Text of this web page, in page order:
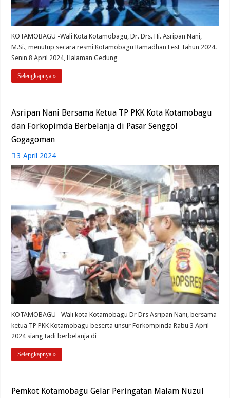
KOTAMOBAGU -Wali Kota Kotamobagu, Dr. Drs. Hi. Asripan Nani,
M.Si., menutup secara resmi Kotamobagu Ramadhan Fest Tahun 2024.
Senin 8 April 2024, Halaman Gedung …
Selengkapnya »
Asripan Nani Bersama Ketua TP PKK Kota Kotamobagu
dan Forkopimda Berbelanja di Pasar Senggol
Gogagoman
3 April 2024
KOTAMOBAGU– Wali kota Kotamobagu Dr Drs Asripan Nani, bersama
ketua TP PKK Kotamobagu beserta unsur Forkompinda Rabu 3 April
2024 siang tadi berbelanja di …
Selengkapnya »
Pemkot Kotamobagu Gelar Peringatan Malam Nuzul